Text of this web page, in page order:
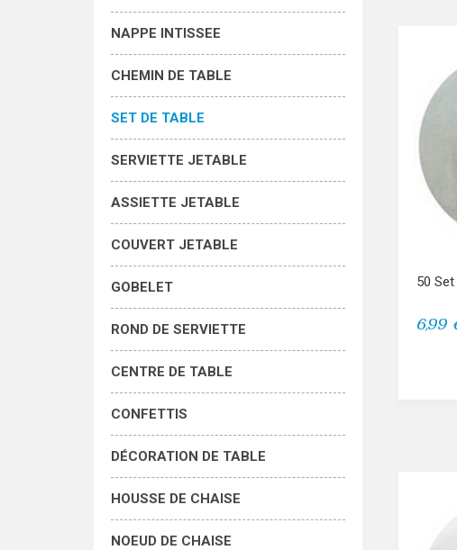
NAPPE INTISSEE
CHEMIN DE TABLE
SET DE TABLE
SERVIETTE JETABLE
ASSIETTE JETABLE
COUVERT JETABLE
GOBELET
ROND DE SERVIETTE
CENTRE DE TABLE
CONFETTIS
DÉCORATION DE TABLE
HOUSSE DE CHAISE
NOEUD DE CHAISE
50 Set
6,99